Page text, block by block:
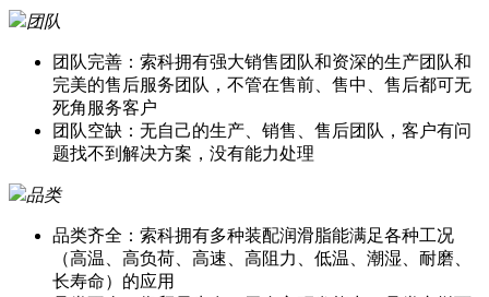
团队
团队完善：索科拥有强大销售团队和资深的生产团队和
完美的售后服务团队，不管在售前、售中、售后都可无
死角服务客户
团队空缺：无自己的生产、销售、售后团队，客户有问
题找不到解决方案，没有能力处理
品类
品类齐全：索科拥有多种装配润滑脂能满足各种工况
（高温、高负荷、高速、高阻力、低温、潮湿、耐磨、
长寿命）的应用